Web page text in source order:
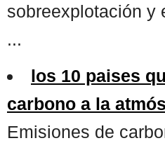
sobreexplotación y
...
los 10 paises
carbono a la
Emisiones de